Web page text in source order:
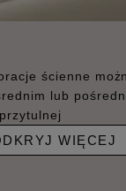
ścienne
lub
WIĘCEJ